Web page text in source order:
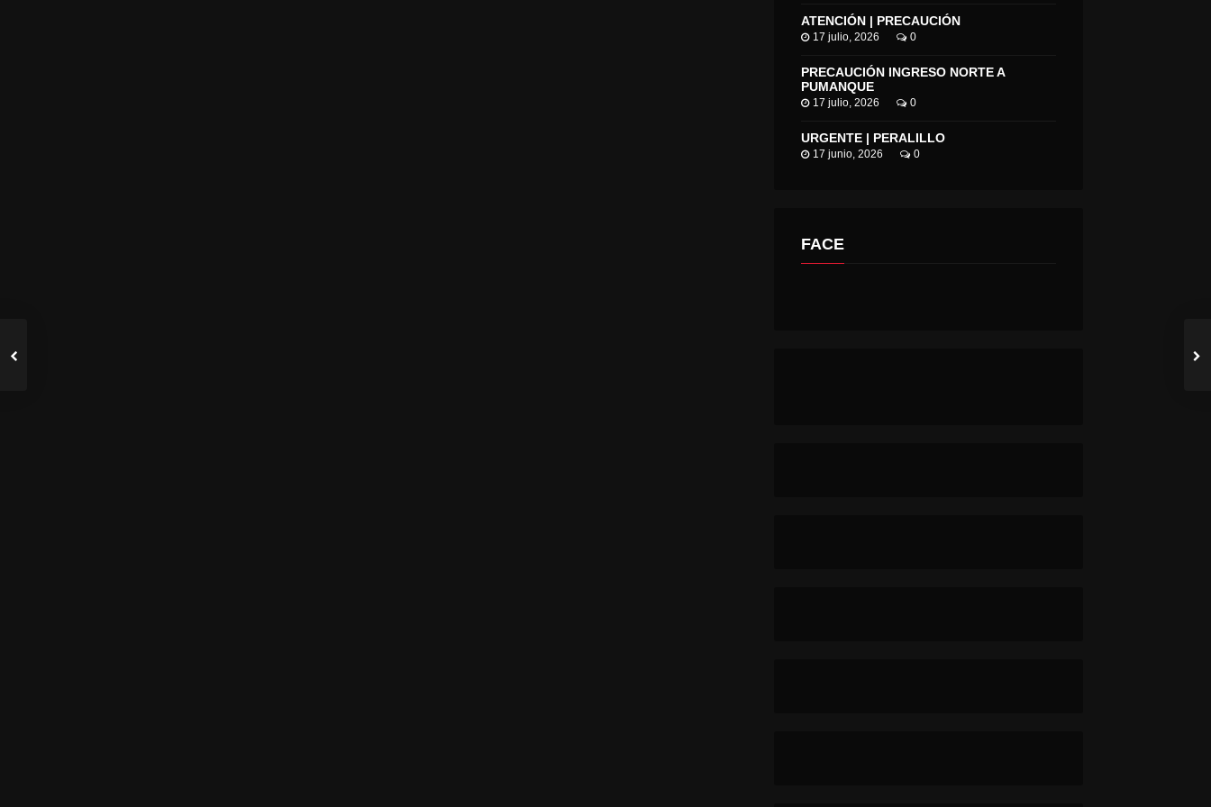
ATENCIÓN | PRECAUCIÓN
17 julio, 2026 0
PRECAUCIÓN INGRESO NORTE A
PUMANQUE
17 julio, 2026 0
URGENTE | PERALILLO
17 junio, 2026 0
FACE